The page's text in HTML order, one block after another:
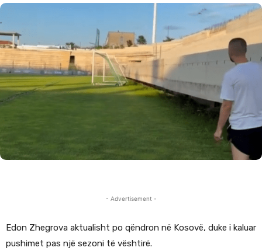
- Advertisement -
Edon Zhegrova aktualisht po qëndron në Kosovë, duke i kaluar
pushimet pas një sezoni të vështirë.